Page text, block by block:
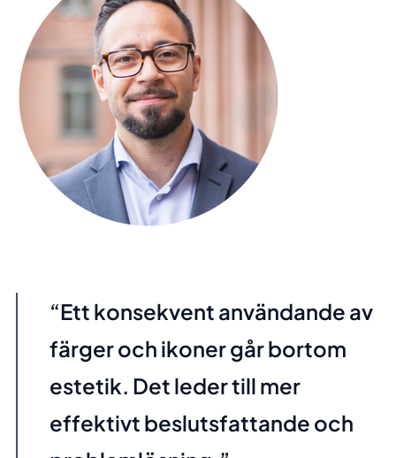
Ett konsekvent användande av
färger och ikoner går bortom
estetik. Det leder till mer
effektivt beslutsfattande och